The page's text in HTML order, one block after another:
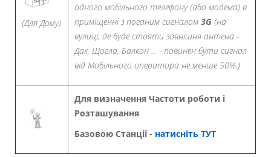
(Для Дому)
одного мобільного телефону (або модема) в
приміщенні з поганим сигналом 3G (на
вулиці, де буде стояти зовнішня антена -
Дах, Щогла, Балкон ... - повинен бути сигнал
від Мобільного оператора не менше 50%.)
Для визначення Частоти роботи і
Розташування
Базовою Станції - натисніть ТУТ